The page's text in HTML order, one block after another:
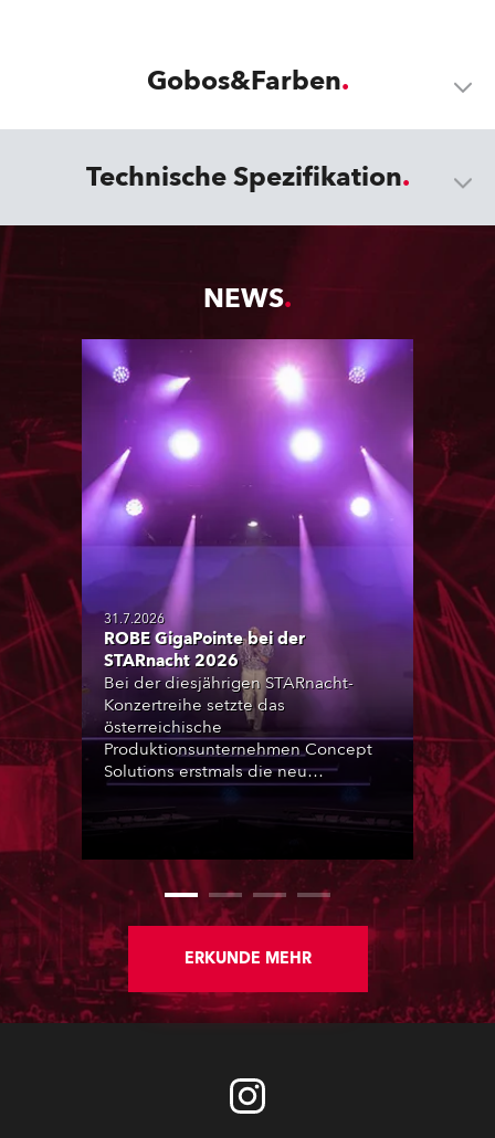
Gobos&Farben
Technische Spezifikation
NEWS
31.7.2026
ROBE GigaPointe bei der
STARnacht 2026
Bei der diesjährigen STARnacht-
Konzertreihe setzte das
österreichische
Produktionsunternehmen Concept
Solutions erstmals die neu
Moving-Lights ein. Insgesamt kamen
Veranstaltung der Reihe am
Wörthersee in Klagenfurt zum
Einsatz. Ergänzt wurden sie durch
iFORTE, iPAINTE LTM, Spiider und
iSpiider aus dem Mietpark des
Unternehmens.
ERKUNDE MEHR